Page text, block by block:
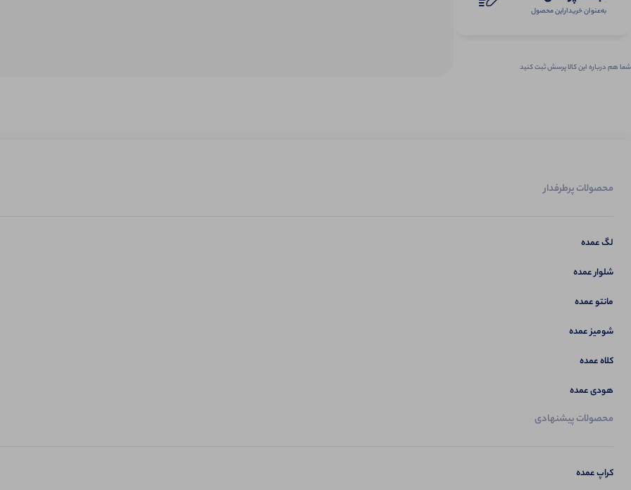
به‌عنوان ‌خریدار‌این‌ محصول
شما هم درباره این کالا پرسش ثبت کنید
محصولات پرطرفدار
لگ عمده
شلوار عمده
مانتو عمده
شومیز عمده
کلاه عمده
هودی عمده
محصولات پیشنهادی
کراپ عمده